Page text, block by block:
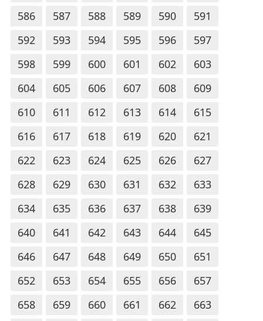
586
587 588 589 590
591
592
593 594 595 596
597
598
599 600 601 602
603
604
605 606 607 608
609
610
611 612 613 614
615
616
617 618 619 620
621
622
623 624 625 626
627
628
629 630 631 632
633
634
635 636 637 638
639
640
641 642 643 644
645
646
647 648 649 650
651
652
653 654 655 656
657
658
659 660 661 662
663